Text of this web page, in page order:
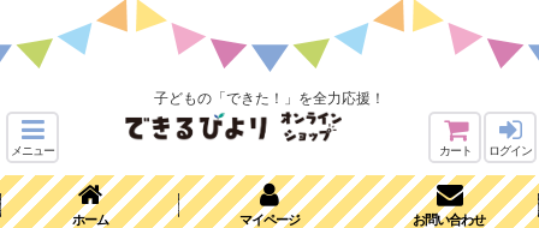
子どもの「できた！」を全力応援！
メニュー カート ログイン
ホーム マイページ お問い合わせ